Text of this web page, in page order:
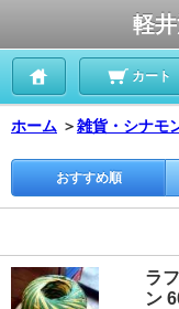
軽
カート
ホーム ＞雑貨・シナモ
おすすめ順
ラ
ン